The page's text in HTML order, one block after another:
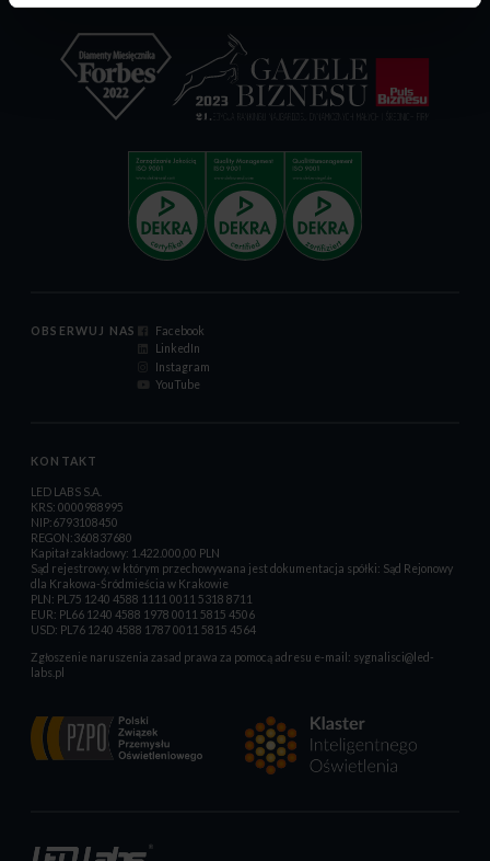
OBSERWUJ NAS
Facebook
LinkedIn
Instagram
YouTube
KONTAKT
LED LABS S.A.
KRS: 0000988995
NIP:6793108450
REGON:360837680
Kapitał zakładowy: 1.422.000,00 PLN
Sąd rejestrowy, w którym przechowywana jest dokumentacja spółki: Sąd Rejonowy
dla Krakowa-Śródmieścia w Krakowie
PLN: PL75 1240 4588 1111 0011 5318 8711
EUR: PL66 1240 4588 1978 0011 5815 4506
USD: PL76 1240 4588 1787 0011 5815 4564
Zgłoszenie naruszenia zasad prawa za pomocą adresu e-mail: sygnalisci@led-
labs.pl